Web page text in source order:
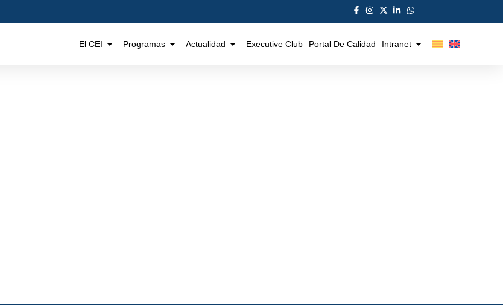
El CEI Programas Actualidad Executive Club Portal De Calidad Intranet